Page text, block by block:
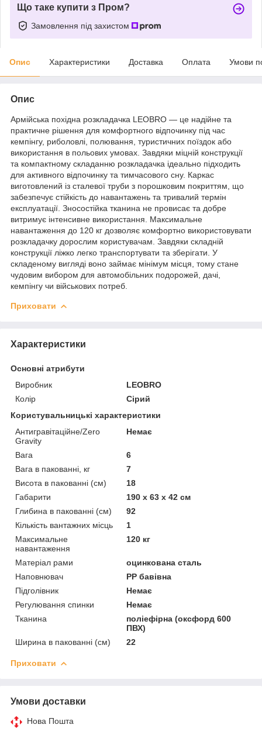
Що таке купити з Пром?
Замовлення під захистом
Опис Характеристики Доставка Оплата Умови
Опис
Армійська похідна розкладачка LEOBRO — це надійне та
практичне рішення для комфортного відпочинку під час
кемпінгу, риболовлі, полювання, туристичних поїздок або
використання в польових умовах. Завдяки міцній конструкції
та компактному складанню розкладачка ідеально підходить
для активного відпочинку та тимчасового сну. Каркас
виготовлений із сталевої труби з порошковим покриттям, що
забезпечує стійкість до навантажень та тривалий термін
експлуатації. Зносостійка тканина не провисає та добре
витримує інтенсивне використання. Максимальне
навантаження до 120 кг дозволяє комфортно використовувати
розкладачку дорослим користувачам. Завдяки складній
конструкції ліжко легко транспортувати та зберігати. У
складеному вигляді воно займає мінімум місця, тому стане
чудовим вибором для автомобільних подорожей, дачі,
кемпінгу чи військових потреб.
Приховати
Характеристики
Основні атрибути
Виробник
LEOBRO
Колір
Сірий
Користувальницькі характеристики
Антигравітаційне/Zero
Gravity
Немає
Вага
6
Вага в пакованні, кг
7
Висота в пакованні (см)
18
Габарити
190 х 63 х 42 см
Глибина в пакованні (см)
92
Кількість вантажних місць
1
Максимальне
навантаження
120 кг
Матеріал рами
оцинкована сталь
Наповнювач
PP бавівна
Підголівник
Немає
Регулювання спинки
Немає
Тканина
поліефірна (оксфорд 600
ПВХ)
Ширина в пакованні (см)
22
Приховати
Умови доставки
Нова Пошта